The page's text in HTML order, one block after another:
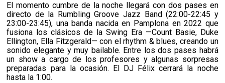
El momento cumbre de la noche llegará con dos pases en
directo de la Rumbling Groove Jazz Band (22:00-22:45 y
23:00-23:45), una banda nacida en Pamplona en 2022 que
fusiona los clásicos de la Swing Era —Count Basie, Duke
Ellington, Ella Fitzgerald— con el rhythm & blues, creando un
sonido elegante y muy bailable. Entre los dos pases habrá
un show a cargo de los profesores y algunas sorpresas
preparadas para la ocasión. El DJ Félix cerrará la noche
hasta la 1:00.